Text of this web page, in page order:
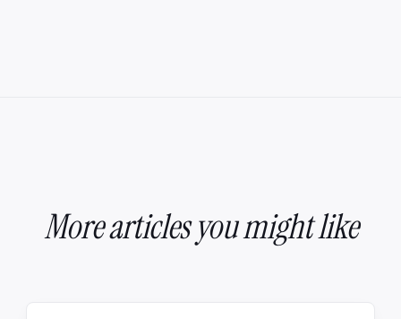
More articles you might like